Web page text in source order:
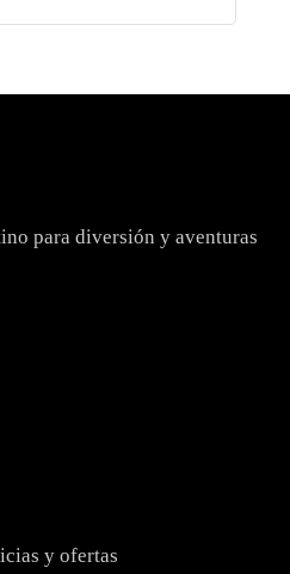
para diversión y aventuras
y ofertas
ave